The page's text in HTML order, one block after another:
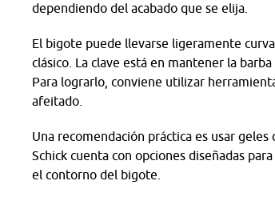
dependiendo del acabado que se elija.
El bigote puede llevarse ligeramente
clásico. La clave está en mantener la
Para lograrlo, conviene utilizar
afeitado.
Una recomendación práctica es usar
Schick cuenta con opciones diseñadas
el contorno del bigote.